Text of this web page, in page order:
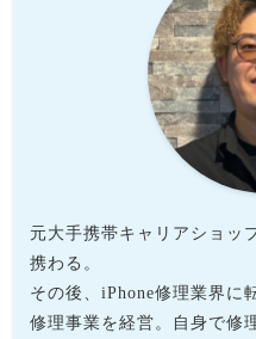
元大手携帯キャリアショッ
携わる。
その後、iPhone修理業界に
修理事業を経営。自身で修